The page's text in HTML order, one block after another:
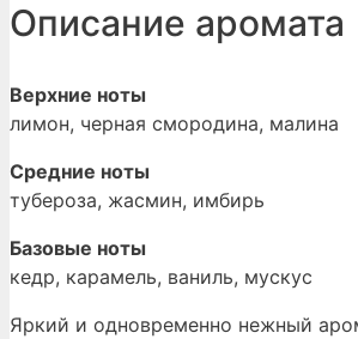
Описание аромата
Верхние ноты
лимон, черная смородина, малина
Средние ноты
тубероза, жасмин, имбирь
Базовые ноты
кедр, карамель, ваниль, мускус
Яркий и одновременно нежный